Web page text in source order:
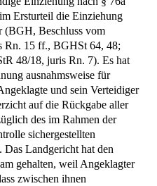
Ersturteil die Einziehung
(BGH, Beschluss vom
Rn. 15 ff., BGHSt 64, 48;
48/18, juris Rn. 7). Es hat
ausnahmsweise für
und sein Verteidiger
auf die Rückgabe aller
des im Rahmen der
sichergestellten
Das Landgericht hat den
gehalten, weil Angeklagter
zwischen ihnen